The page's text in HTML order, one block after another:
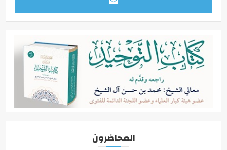
المحاضرون